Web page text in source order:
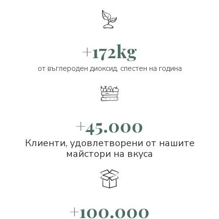
+172kg
от въглероден диоксид, спестен на година
+45.000
Клиенти, удовлетворени от нашите
майстори на вкуса
+100.000